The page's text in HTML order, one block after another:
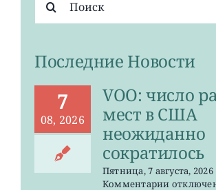
поиска:
Последние Новости
7
08, 2026
VOO: число
мест в США
неожиданно
сократилось
Пятница, 7 августа, 2026
Комментариик